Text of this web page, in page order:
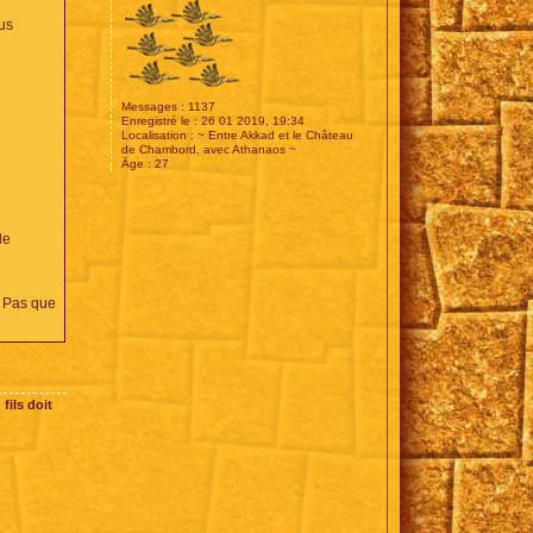
Messages : 1137
Enregistré le : 26 01 2019, 19:34
Localisation : ~ Entre Akkad et le Château
de Chambord, avec Athanaos ~
Âge : 27
que
fils doit